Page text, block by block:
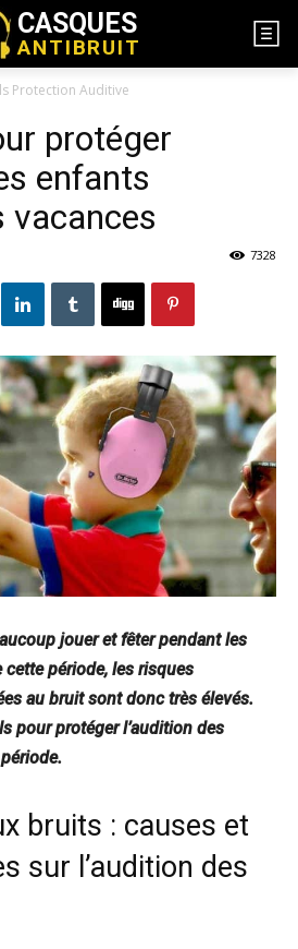
CASQUES
ANTIBRUIT
Protection Auditive
protéger
enfants
vacances
7328
jouer et fêter pendant les
période, les risques
au bruit sont donc très élevés.
pour protéger l’audition des
bruits : causes et
sur l’audition des